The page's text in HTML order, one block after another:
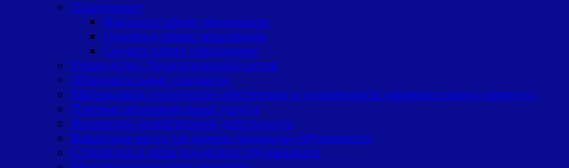
Образование
Начальное общее образование
Основное общее образование
Среднее общее образование
Руководство. Педагогический состав
Образовательные стандарты
Материально-техническое обеспечение и оснащенность образовательного процесса
Платные образовательные услуги
Финансово-хозяйственная деятельность
Вакантные места для приема (перевода) обучающихся
Cтипендии и меры поддержки обучающихся